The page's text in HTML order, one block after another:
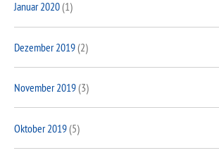
Januar 2020(1)
Dezember 2019(2)
November 2019(3)
Oktober 2019(5)